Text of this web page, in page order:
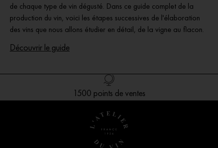
de chaque type de vin dégusté. Dans ce guide complet de la
production du vin, voici les étapes successives de l'élaboration
des vins que nous allons étudier en détail, de la vigne au flacon.
Découvrir le guide
1500 points de ventes
Création Française
Livraison offerte en France dès 100€ d’achat
Service client